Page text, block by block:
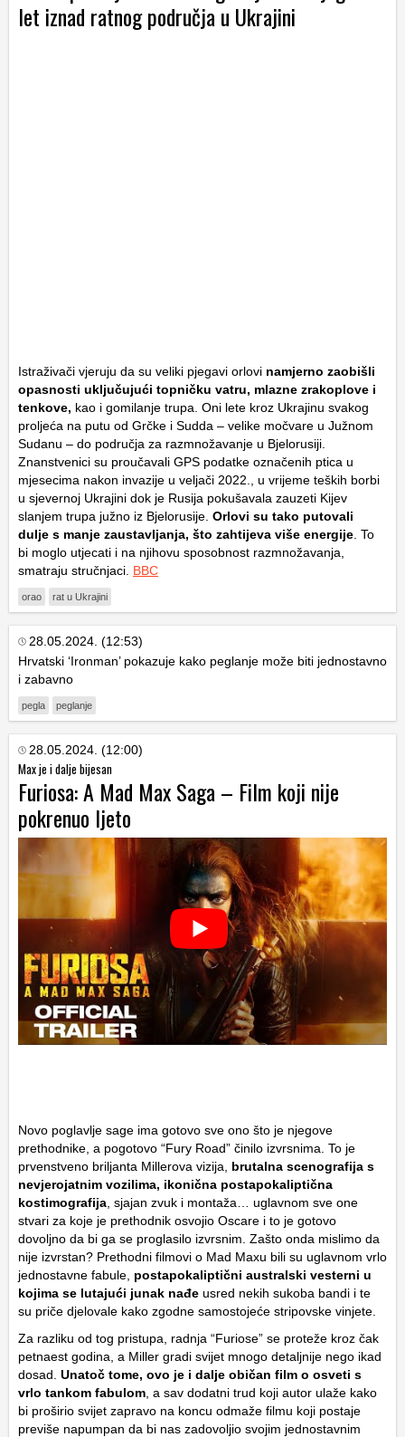
let iznad ratnog područja u Ukrajini
Istraživači vjeruju da su veliki pjegavi orlovi namjerno zaobišli
opasnosti uključujući topničku vatru, mlazne zrakoplove i
tenkove, kao i gomilanje trupa. Oni lete kroz Ukrajinu svakog
proljeća na putu od Grčke i Sudda – velike močvare u Južnom
Sudanu – do područja za razmnožavanje u Bjelorusiji.
Znanstvenici su proučavali GPS podatke označenih ptica u
mjesecima nakon invazije u veljači 2022., u vrijeme teških borbi
u sjevernoj Ukrajini dok je Rusija pokušavala zauzeti Kijev
slanjem trupa južno iz Bjelorusije. Orlovi su tako putovali
dulje s manje zaustavljanja, što zahtijeva više energije . To
bi moglo utjecati i na njihovu sposobnost razmnožavanja,
smatraju stručnjaci. BBC
orao rat u Ukrajini
28.05.2024. (12:53)
Hrvatski ‘Ironman’ pokazuje kako peglanje može biti jednostavno
i zabavno
pegla peglanje
28.05.2024. (12:00)
Max je i dalje bijesan
Furiosa: A Mad Max Saga – Film koji nije
pokrenuo ljeto
Novo poglavlje sage ima gotovo sve ono što je njegove
prethodnike, a pogotovo “Fury Road” činilo izvrsnima. To je
prvenstveno briljanta Millerova vizija, brutalna scenografija s
nevjerojatnim vozilima, ikonična postapokaliptična
kostimografija , sjajan zvuk i montaža… uglavnom sve one
stvari za koje je prethodnik osvojio Oscare i to je gotovo
dovoljno da bi ga se proglasilo izvrsnim. Zašto onda mislimo da
nije izvrstan? Prethodni filmovi o Mad Maxu bili su uglavnom vrlo
jednostavne fabule, postapokaliptični australski vesterni u
kojima se lutajući junak nađe usred nekih sukoba bandi i te
su priče djelovale kako zgodne samostojeće stripovske vinjete.
Za razliku od tog pristupa, radnja “Furiose” se proteže kroz čak
petnaest godina, a Miller gradi svijet mnogo detaljnije nego ikad
dosad. Unatoč tome, ovo je i dalje običan film o osveti s
vrlo tankom fabulom , a sav dodatni trud koji autor ulaže kako
bi proširio svijet zapravo na koncu odmaže filmu koji postaje
previše napumpan da bi nas zadovoljio svojim jednostavnim